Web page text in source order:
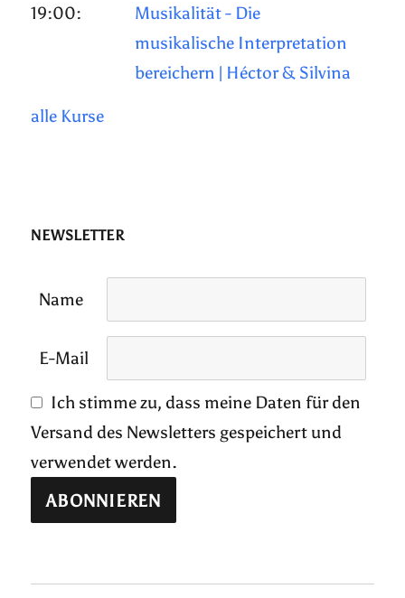
19:00:
Musikalität - Die
musikalische Interpretation
bereichern | Héctor & Silvina
alle Kurse
NEWSLETTER
Name
E-Mail
Ich stimme zu, dass meine Daten für den
Versand des Newsletters gespeichert und
verwendet werden.